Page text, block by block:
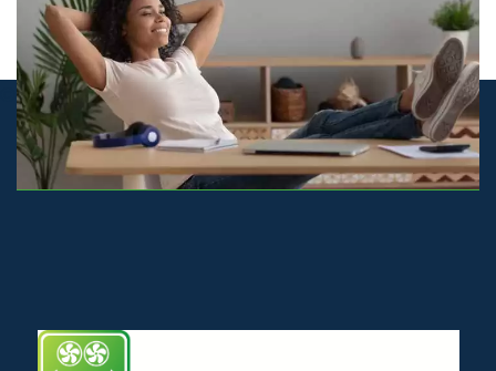
© airco-systemen.nl alle rechten voorbehouden